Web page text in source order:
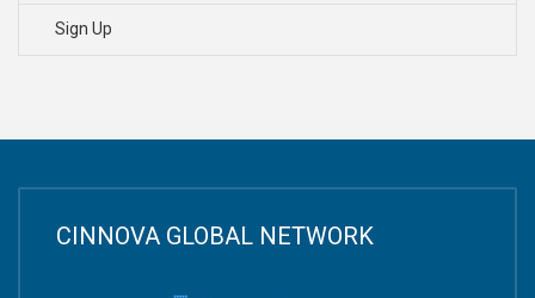
Sign Up
CINNOVA GLOBAL NETWORK